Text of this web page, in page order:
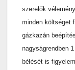
szerelők
minden költséget
gázkazán
nagyságrendben
bélését is